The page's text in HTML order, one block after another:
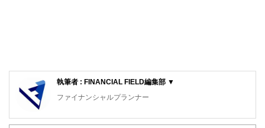
執筆者 : FINANCIAL FIELD編集部 ▼
ファイナンシャルプランナー
FinancialField編集部は、金融、経済に関する記事を、日々